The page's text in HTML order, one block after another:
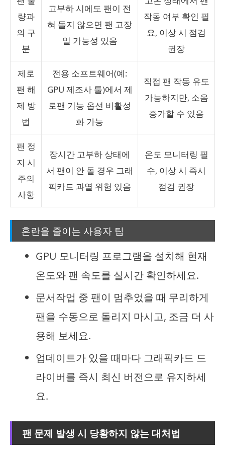
량과
의 구
분
고부하 시에도 팬이 전
혀 돌지 않으면 팬 고장
일 가능성 있음
작동 여부 확인 필
요, 이상 시 점검
권장
제로
팬 해
제 방
법
전용 소프트웨어(예:
GPU 제조사 툴)에서 제
로팬 기능 옵션 비활성
화 가능
직접 팬 작동 유도
가능하지만, 소음
증가할 수 있음
팬 정
지 시
주의
사항
장시간 고부하 상태에
서 팬이 안 돌 경우 그래
픽카드 과열 위험 있음
온도 모니터링 필
수, 이상 시 즉시
점검 권장
혼란을 줄이는 사용자 팁
GPU 모니터링 프로그램을 설치해 현재
온도와 팬 속도를 실시간 확인하세요.
문서작업 중 팬이 멈추었을 때 무리하게
팬을 수동으로 돌리지 마시고, 조금 더 사
용해 보세요.
업데이트가 있을 때마다 그래픽카드 드
라이버를 즉시 최신 버전으로 유지하세
요.
팬 문제 발생 시 당황하지 않는 대처법